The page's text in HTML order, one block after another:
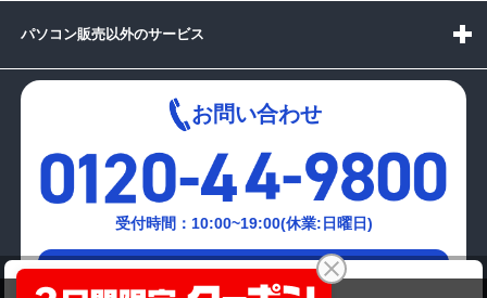
HP 15-bwoo1AU MSO 2016 H&B 3年保証
パソコン販売以外のサービス
お問い合わせ
受付時間：10:00~19:00(休業:日曜日)
メールでの